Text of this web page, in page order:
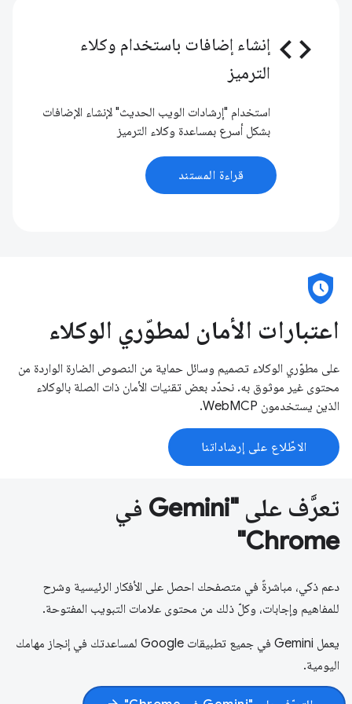
code إنشاء إضافات باستخدام وكلاء
الترميز
استخدام "إرشادات الويب الحديث" لإنشاء الإضافات
بشكل أسرع بمساعدة وكلاء الترميز
قراءة المستند
safety_check
اعتبارات الأمان لمطوّري الوكلاء
على مطوّري الوكلاء تصميم وسائل حماية من النصوص الضارة الواردة من
محتوى غير موثوق به. نحدّد بعض تقنيات الأمان ذات الصلة بالوكلاء
الذين يستخدمون WebMCP.
الاطّلاع على إرشاداتنا
تعرَّف على "Gemini في
Chrome"
دعم ذكي، مباشرةً في متصفحك احصل على الأفكار الرئيسية وشرح
للمفاهيم وإجابات، وكلّ ذلك من محتوى علامات التبويب المفتوحة.
يعمل Gemini في جميع تطبيقات Google لمساعدتك في إنجاز مهامك
اليومية.